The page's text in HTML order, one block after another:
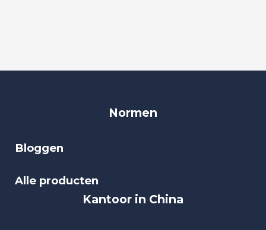
Normen
Bloggen
Alle producten
Kantoor in China